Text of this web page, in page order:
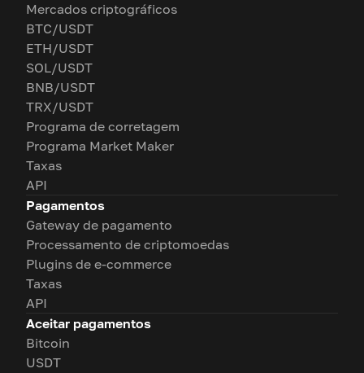
Mercados criptográficos
BTC/USDT
ETH/USDT
SOL/USDT
BNB/USDT
TRX/USDT
Programa de corretagem
Programa Market Maker
Taxas
API
Pagamentos
Gateway de pagamento
Processamento de criptomoedas
Plugins de e-commerce
Taxas
API
Aceitar pagamentos
Bitcoin
USDT